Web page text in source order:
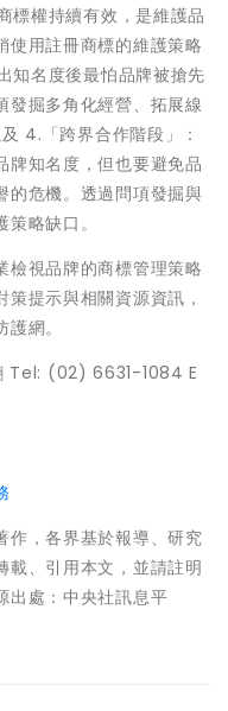
標權持續有效，是維護品
使用註冊商標的維護策略
知名度後最怕品牌被搶先
發掘多角化經營、拓展線
4.「跨界合作階段」：
牌知名度，但也要避免品
的危機。透過問項發掘與
略缺口。
檢視品牌的商標管理策略
提示與相關資源資訊，
網。
Tel: (02) 6631-1084 E
作，各界基於報導、研究
載、引用本文，並請註明
出處：中央社訊息平